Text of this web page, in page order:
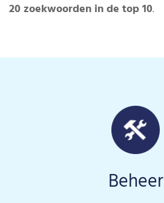
20 zoekwoorden in de top 10.
Beheer